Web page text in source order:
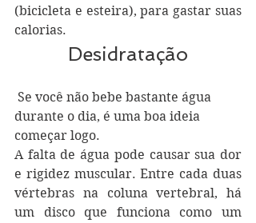
(bicicleta e esteira), para gastar suas
calorias.
Desidratação
durante o dia, é uma boa ideia
começar logo.
A falta de água pode causar sua dor
e rigidez muscular. Entre cada duas
vértebras na coluna vertebral, há
um disco que funciona como um